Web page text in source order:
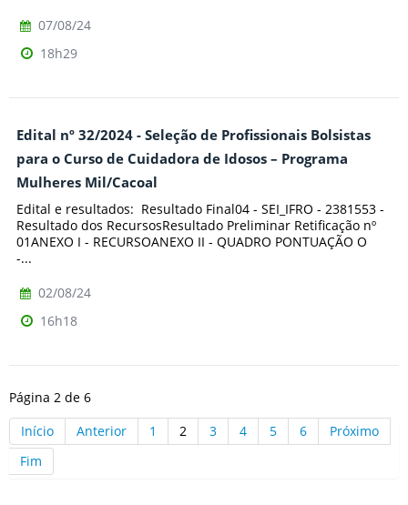
07/08/24
18h29
Edital nº 32/2024 - Seleção de Profissionais Bolsistas
para o Curso de Cuidadora de Idosos – Programa
Mulheres Mil/Cacoal
Edital e resultados: Resultado Final04 - SEI_IFRO - 2381553 -
Resultado dos RecursosResultado Preliminar Retificação nº
01ANEXO I - RECURSOANEXO II - QUADRO PONTUAÇÃO O
-...
02/08/24
16h18
Página 2 de 6
Início
Anterior 1 2 3 4 5 6
Próximo
Fim